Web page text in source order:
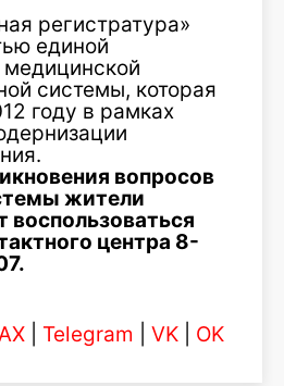
регистратура»
единой
медицинской
системы, которая
году в рамках
вопросов
жители
воспользоваться
центра 8-
Telegram VK OK